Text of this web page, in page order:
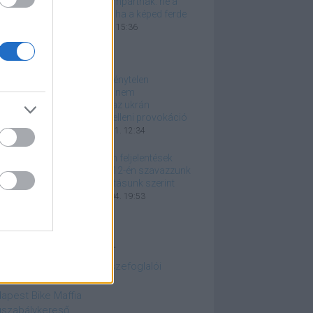
tükröt átkozd, ha a képed ferde
2026. április 05. 15:36
Utólagos törvénytelen
jogalkotással nem
legitimálható az ukrán
pénzszállítók elleni provokáció
2026. március 11. 12:34
Eredménytelen feljelentések
helyett április 12-én szavazzunk
a legjobb belátásunk szerint
2026. március 04. 19:53
fontos linkek...
jogesetek összefoglalói
kamatkalkulátor
Bike Maffia